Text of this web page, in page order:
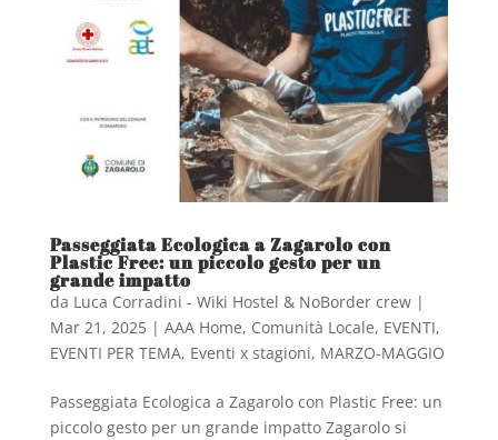
Passeggiata Ecologica a Zagarolo con
Plastic Free: un piccolo gesto per un
grande impatto
da Luca Corradini - Wiki Hostel & NoBorder crew|
Mar 21, 2025| AAA Home, Comunità Locale, EVENTI,
EVENTI PER TEMA, Eventi x stagioni, MARZO-MAGGIO
Passeggiata Ecologica a Zagarolo con Plastic Free: un
piccolo gesto per un grande impatto Zagarolo si